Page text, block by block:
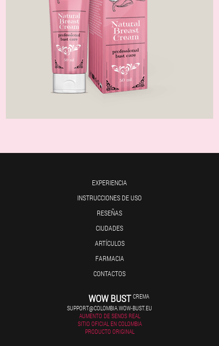
EXPERIENCIA
INSTRUCCIONES DE USO
RESEÑAS
CIUDADES
ARTÍCULOS
FARMACIA
CONTACTOS
WOW BUST CREMA
SUPPORT@COLOMBIA.WOW-BUST.EU
AUMENTO DE SENOS REAL
SITIO OFICIAL EN COLOMBIA
PRODUCTO ORIGINAL